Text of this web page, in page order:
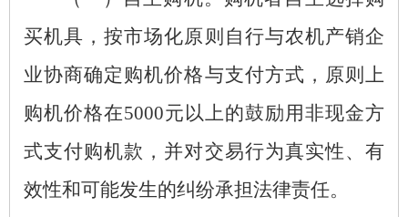
买机具，按市场化原则自行与农机产销企
业协商确定购机价格与支付方式，原则上
购机价格在5000元以上的鼓励用非现金方
式支付购机款，并对交易行为真实性、有
效性和可能发生的纠纷承担法律责任。